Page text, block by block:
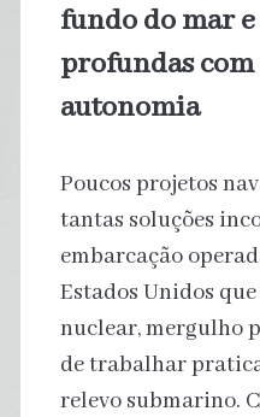
fundo do mar
profundas
autonomia
Poucos projetos
tantas soluções
embarcação
Estados Unidos
nuclear, mergulho
de trabalhar
relevo submarino.